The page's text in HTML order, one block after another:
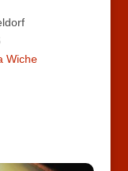
Wiche